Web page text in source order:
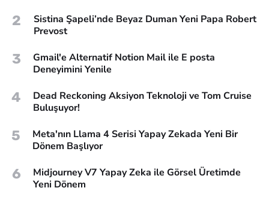
2
Sistina Şapeli’nde Beyaz Duman Yeni Papa Robert
Prevost
3
Gmail'e Alternatif Notion Mail ile E posta
Deneyimini Yenile
4
Dead Reckoning Aksiyon Teknoloji ve Tom Cruise
Buluşuyor!
5
Meta'nın Llama 4 Serisi Yapay Zekada Yeni Bir
Dönem Başlıyor
6
Midjourney V7 Yapay Zeka ile Görsel Üretimde
Yeni Dönem